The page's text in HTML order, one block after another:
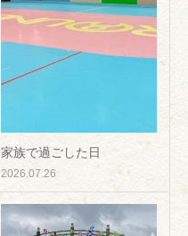
家族で過ごした日
2026.07.26